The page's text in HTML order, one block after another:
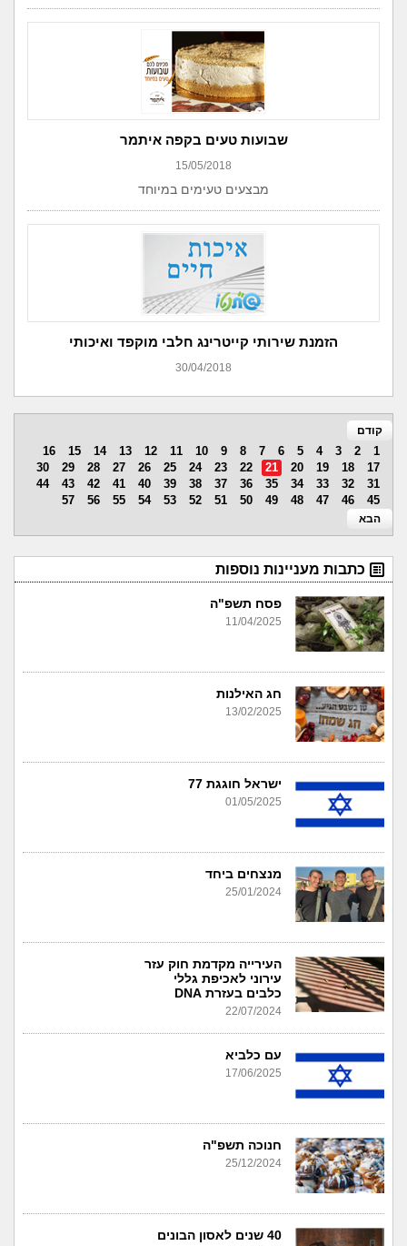
שבועות טעים בקפה איתמר
15/05/2018
מבצעים טעימים במיוחד
הזמנת שירותי קייטרינג חלבי מוקפד ואיכותי
30/04/2018
קודם
1
2
3
4
5
6
7
8
9
10
11
12
13
14
15
16
17
18
19
20
21
22
23
24
25
26
27
28
29
30
31
32
33
34
35
36
37
38
39
40
41
42
43
44
45
46
47
48
49
50
51
52
53
54
55
56
57
הבא
כתבות מעניינות נוספות
פסח תשפ"ה
11/04/2025
חג האילנות
13/02/2025
ישראל חוגגת 77
01/05/2025
מנצחים ביחד
25/01/2024
העירייה מקדמת חוק עזר
עירוני לאכיפת גללי
כלבים בעזרת DNA
22/07/2024
עם כלביא
17/06/2025
חנוכה תשפ"ה
25/12/2024
40 שנים לאסון הבונים